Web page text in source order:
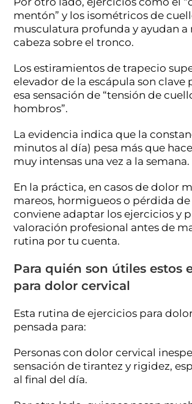
mentón” y los isométricos de
musculatura profunda y ayudan a
cabeza sobre el tronco.
Los estiramientos de trapecio
elevador de la escápula son clave
esa sensación de “tensión de
hombros”.
La evidencia indica que la
minutos al día) pesa más que
muy intensas una vez a la semana.
En la práctica, en casos de dolor
mareos, hormigueos o pérdida de
conviene adaptar los ejercicios y
valoración profesional antes de
rutina por tu cuenta.
Para quién son útiles estos
para dolor cervical
Esta rutina de ejercicios para
pensada para:
Personas con dolor cervical
sensación de tirantez y rigidez,
al final del día.